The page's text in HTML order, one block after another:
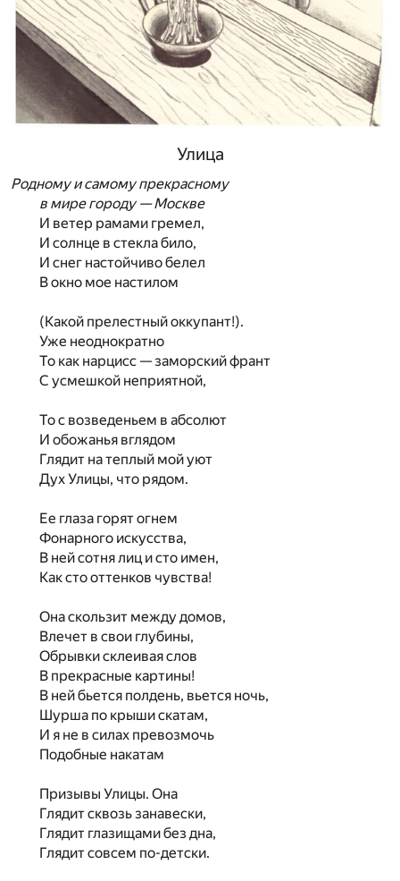
Улица
Родному и самому прекрасному
в мире городу — Москве
И ветер рамами гремел,
И солнце в стекла било,
И снег настойчиво белел
В окно мое настилом
(Какой прелестный оккупант!).
Уже неоднократно
То как нарцисс — заморский франт
С усмешкой неприятной,
То с возведеньем в абсолют
И обожанья вглядом
Глядит на теплый мой уют
Дух Улицы, что рядом.
Ее глаза горят огнем
Фонарного искусства,
В ней сотня лиц и сто имен,
Как сто оттенков чувства!
Она скользит между домов,
Влечет в свои глубины,
Обрывки склеивая слов
В прекрасные картины!
В ней бьется полдень, вьется ночь,
Шурша по крыши скатам,
И я не в силах превозмочь
Подобные накатам
Призывы Улицы. Она
Глядит сквозь занавески,
Глядит глазищами без дна,
Глядит совсем по-детски.